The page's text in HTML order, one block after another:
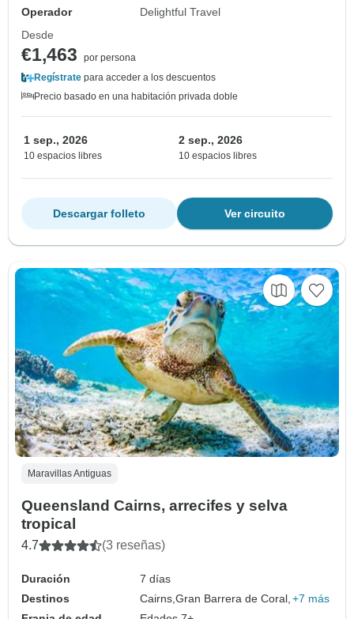
Operador
Delightful Travel
Desde
€1,463
por persona
Regístrate para acceder a los descuentos
Precio basado en una habitación privada doble
1 sep., 2026
10 espacios libres
2 sep., 2026
10 espacios libres
Ver circuito
Descargar folleto
Maravillas Antiguas
Queensland Cairns, arrecifes y selva
tropical
4.7 (3 reseñas)
Duración
7 días
Destinos
Cairns,Gran Barrera de Coral, +7 más